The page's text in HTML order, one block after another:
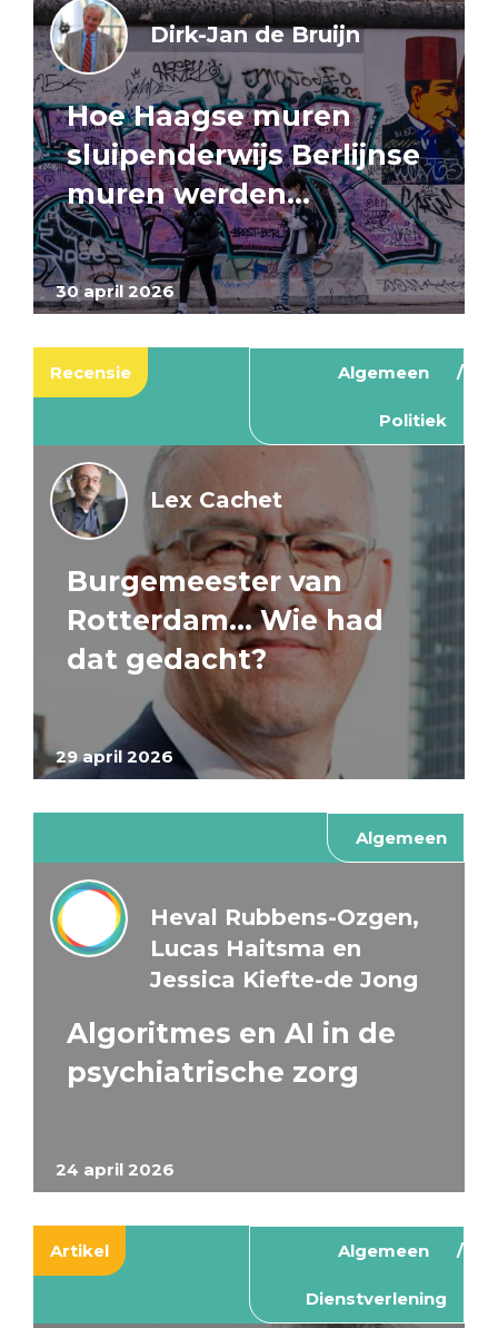
30 april 2026
Dirk-Jan de Bruijn
Hoe Haagse muren
sluipenderwijs Berlijnse
muren werden…
Recensie Algemeen
Politiek
29 april 2026
Lex Cachet
Burgemeester van
Rotterdam… Wie had
dat gedacht?
Algemeen
24 april 2026
Heval Rubbens-Ozgen,
Lucas Haitsma en
Jessica Kiefte-de Jong
Algoritmes en AI in de
psychiatrische zorg
Artikel Algemeen
Dienstverlening